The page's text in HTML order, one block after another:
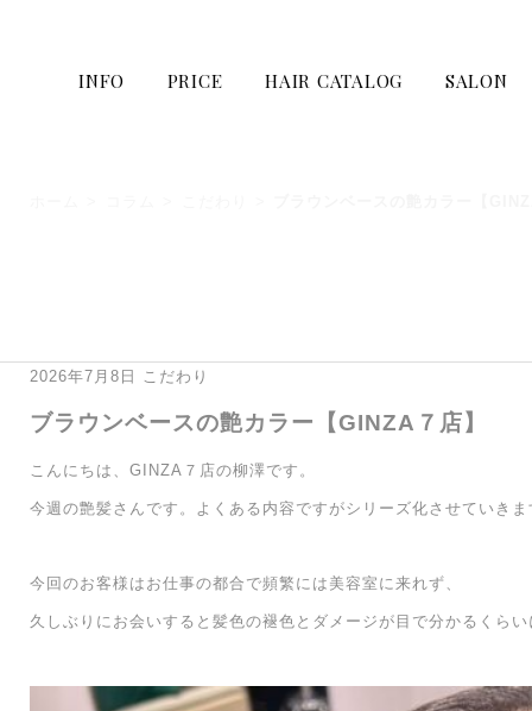
INFO PRICE HAIR CATALOG SALON
2026年7月8日 こだわり
ブラウンベースの艶カラー【GINZA７店】
こんにちは、GINZA７店の柳澤です。
今週の艶髪さんです。よくある内容ですがシリーズ化させていき
今回のお客様はお仕事の都合で頻繁には美容室に来れず、
久しぶりにお会いすると髪色の褪色とダメージが目で分かるくら